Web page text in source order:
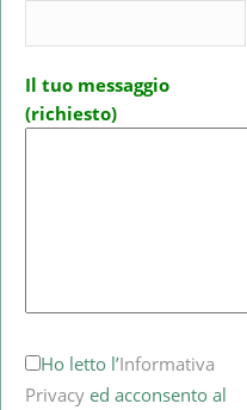
Il tuo messaggio
(richiesto)
Ho letto l’Informativa
Privacyed acconsento al